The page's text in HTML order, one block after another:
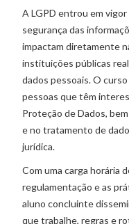
A LGPD entrou em
segurança das
impactam diretamente
instituições públicas
dados pessoais. O
pessoas que têm
Proteção de Dados,
e no tratamento de
jurídica.
Com uma carga horária
regulamentação e as
aluno concluinte
que trabalhe, regras e